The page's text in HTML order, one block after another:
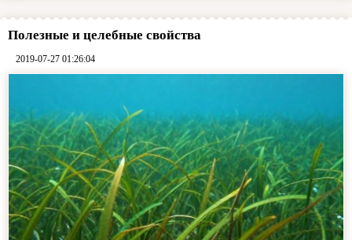
Полезные и целебные свойства
2019-07-27 01:26:04